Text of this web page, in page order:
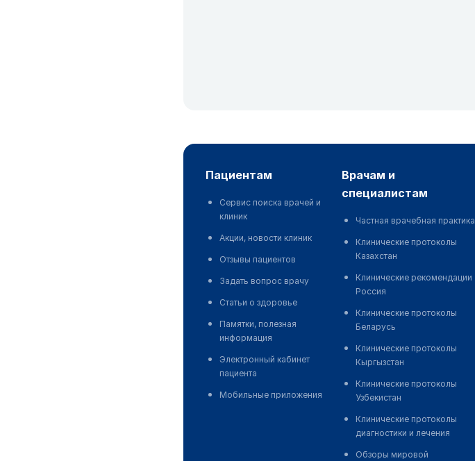
пациентам
Сервис поиска врачей и
клиник
Акции, новости клиник
Отзывы пациентов
Задать вопрос врачу
Статьи о здоровье
Памятки, полезная
информация
Электронный кабинет
пациента
Мобильные приложения
врачам и
специалистам
Частная врачебная практика
Клинические протоколы
Казахстан
Клинические рекомендации
Россия
Клинические протоколы
Беларусь
Клинические протоколы
Кыргызстан
Клинические протоколы
Узбекистан
Клинические протоколы
диагностики и лечения
Обзоры мировой